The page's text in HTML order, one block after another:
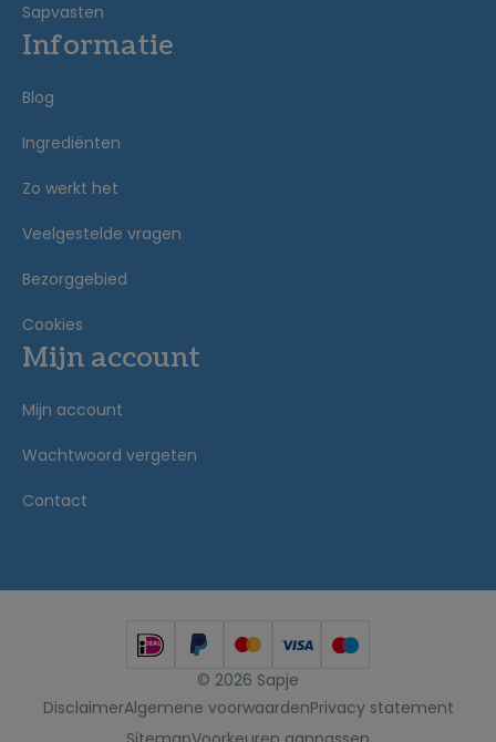
Sapvasten
Informatie
Blog
Ingrediënten
Zo werkt het
Veelgestelde vragen
Bezorggebied
Cookies
Mijn account
Mijn account
Wachtwoord vergeten
Contact
© 2026 Sapje
DisclaimerAlgemene voorwaardenPrivacy statement